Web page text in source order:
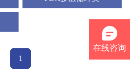
1
在线咨询